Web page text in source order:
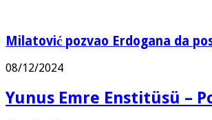
Milatović pozvao Erdogana da
08/12/2024
Yunus Emre Enstitüsü –